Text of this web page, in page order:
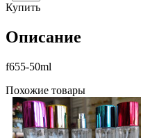
Купить
Описание
f655-50ml
Похожие товары